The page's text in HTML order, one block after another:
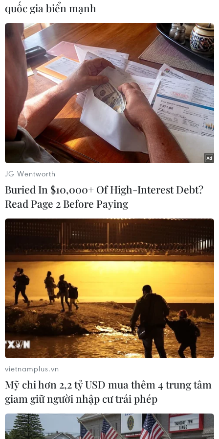
Tai nạn trên cao tốc Phan
Thiết-Dầu Giây làm 19
người bị thương
Vụ tai nạn giữa xe khách và xe
đầu kéo xảy ra trên cao tốc Phan
Thiết-Dầu Giây vào sáng sớm
ngày 7/6 đã khiến nhiều hành
khách bị thương trong đó có cả
phụ xe khách.
(TTXVN/Vietnam+)
#Tai nạn #Cao tốc
#Phan Thiết-Dầu Giây
Lâm Đồng
Theo dõi VietnamPlus
quốc gia biển mạnh
JG Wentworth
Buried In $10,000+ Of High-Interest Debt?
Read Page 2 Before Paying
vietnamplus.vn
Mỹ chi hơn 2,2 tỷ USD mua thêm 4 trung tâm
giam giữ người nhập cư trái phép